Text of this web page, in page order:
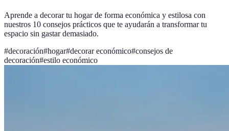
Aprende a decorar tu hogar de forma económica y estilosa con
nuestros 10 consejos prácticos que te ayudarán a transformar tu
espacio sin gastar demasiado.
#decoración#hogar#decorar económico#consejos de
decoración#estilo económico